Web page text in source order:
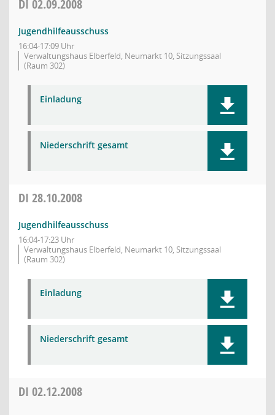
DI 02.09.2008
Jugendhilfeausschuss
16:04-17:09 Uhr
Verwaltungshaus Elberfeld, Neumarkt 10, Sitzungssaal
(Raum 302)
Einladung
Niederschrift gesamt
DI 28.10.2008
Jugendhilfeausschuss
16:04-17:23 Uhr
Verwaltungshaus Elberfeld, Neumarkt 10, Sitzungssaal
(Raum 302)
Einladung
Niederschrift gesamt
DI 02.12.2008